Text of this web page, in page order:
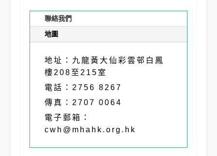
聯絡我們
地圖
地址：九龍黃大仙彩雲邨白鳳
樓208至215室
電話：2756 8267
傳真：2707 0064
電子郵箱：
cwh@mhahk.org.hk